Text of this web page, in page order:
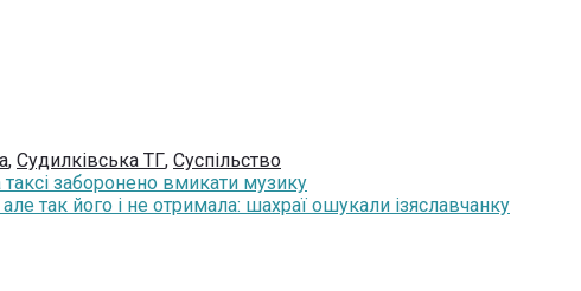
, Судилківська ТГ, Суспільство
таксі заборонено вмикати музику
так його і не отримала: шахраї ошукали ізяславчанку